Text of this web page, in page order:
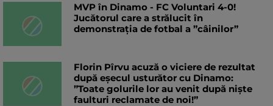
MVP în Dinamo - FC Voluntari 4-0!
Jucătorul care a strălucit în
demonstrația de fotbal a ”câinilor”
Florin Pîrvu acuză o viciere de rezultat
după eșecul usturător cu Dinamo:
”Toate golurile lor au venit după niște
faulturi reclamate de noi!”